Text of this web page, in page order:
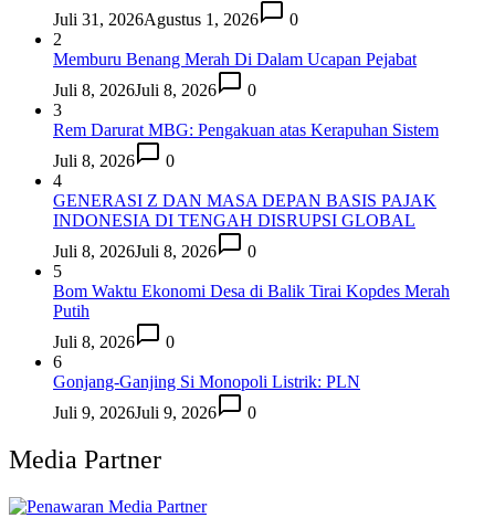
Juli 31, 2026Agustus 1, 2026
0
2
Memburu Benang Merah Di Dalam Ucapan Pejabat
Juli 8, 2026Juli 8, 2026
0
3
Rem Darurat MBG: Pengakuan atas Kerapuhan Sistem
Juli 8, 2026
0
4
GENERASI Z DAN MASA DEPAN BASIS PAJAK
INDONESIA DI TENGAH DISRUPSI GLOBAL
Juli 8, 2026Juli 8, 2026
0
5
Bom Waktu Ekonomi Desa di Balik Tirai Kopdes Merah
Putih
Juli 8, 2026
0
6
Gonjang-Ganjing Si Monopoli Listrik: PLN
Juli 9, 2026Juli 9, 2026 0
Media Partner